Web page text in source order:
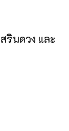
ริมดวง และ